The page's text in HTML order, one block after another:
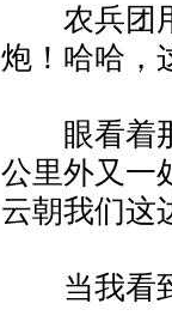
农兵团用
炮！哈哈，
眼看着那
公里外又一
云朝我们这
当我看到